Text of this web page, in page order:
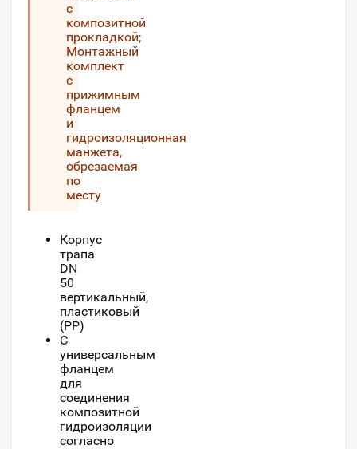
с
композитной
прокладкой;
Монтажный
комплект
с
прижимным
фланцем
и
гидроизоляционная
манжета,
обрезаемая
по
месту
Корпус
трапа
DN
50
вертикальный,
пластиковый
(PP)
С
универсальным
фланцем
для
соединения
композитной
гидроизоляции
согласно